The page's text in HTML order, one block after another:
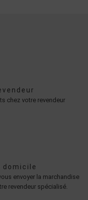
chez votre revendeur
domicile
envoyer la marchandise
revendeur spécialisé.